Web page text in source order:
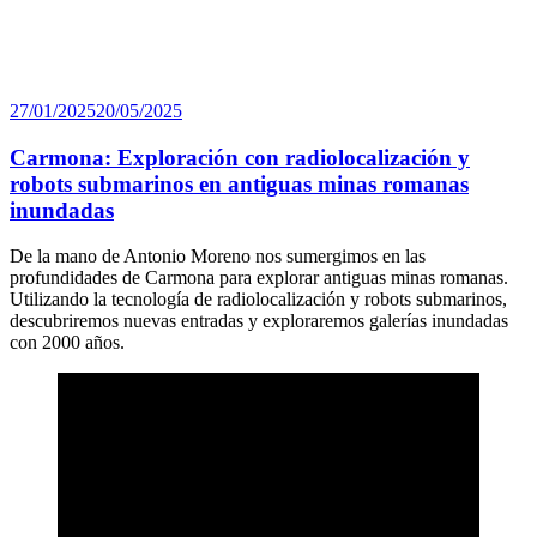
Publicado
27/01/202520/05/2025
Carmona: Exploración con radiolocalización y
robots submarinos en antiguas minas romanas
inundadas
De la mano de Antonio Moreno nos sumergimos en las
profundidades de Carmona para explorar antiguas minas romanas.
Utilizando la tecnología de radiolocalización y robots submarinos,
descubriremos nuevas entradas y exploraremos galerías inundadas
con 2000 años.